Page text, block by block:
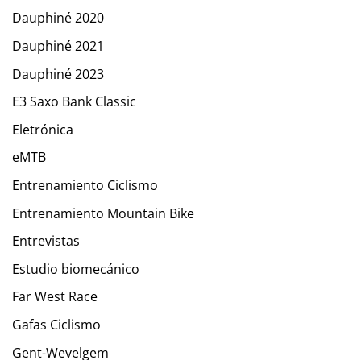
Dauphiné 2020
Dauphiné 2021
Dauphiné 2023
E3 Saxo Bank Classic
Eletrónica
eMTB
Entrenamiento Ciclismo
Entrenamiento Mountain Bike
Entrevistas
Estudio biomecánico
Far West Race
Gafas Ciclismo
Gent-Wevelgem